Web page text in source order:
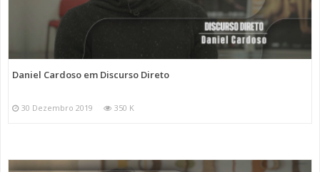
Daniel Cardoso em Discurso Direto
30 Dezembro 2019 350 K